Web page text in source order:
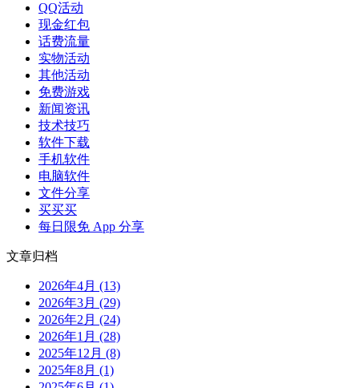
QQ活动
现金红包
话费流量
实物活动
其他活动
免费游戏
新闻资讯
技术技巧
软件下载
手机软件
电脑软件
文件分享
买买买
每日限免 App 分享
文章归档
2026年4月 (13)
2026年3月 (29)
2026年2月 (24)
2026年1月 (28)
2025年12月 (8)
2025年8月 (1)